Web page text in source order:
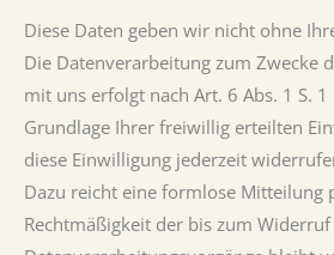
Diese Daten geben wir nicht ohne
Die Datenverarbeitung zum Zwecke
mit uns erfolgt nach Art. 6 Abs. 1 S. 1
Grundlage Ihrer freiwillig erteilten
diese Einwilligung jederzeit
Dazu reicht eine formlose Mitteilung
Rechtmäßigkeit der bis zum